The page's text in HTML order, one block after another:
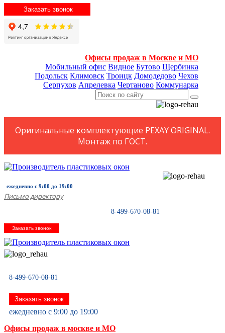
Заказать звонок
Офисы продаж в Москве и МО
Мобильный офис Видное Бутово Щербинка
Подольск Климовск Троицк Домодедово Чехов
Серпухов Апрелевка Чертаново Коммунарка
Оригинальные комплектующие PEXAY ORIGINAL.
Монтаж по ГОСТ.
ежедневно с 9:00 до 19:00
Письмо директору
8-499-670-08-81
Заказать звонок
8-499-670-08-81
Заказать звонок
ежедневно с 9:00 до 19:00
Офисы продаж в москве и МО